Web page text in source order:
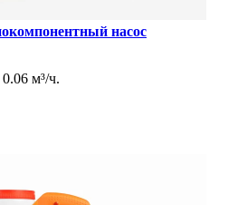
насос
0.06 м³/ч.